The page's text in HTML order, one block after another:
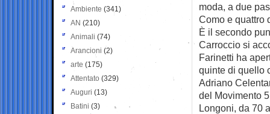
moda, a due
Como e quattro
È il secondo
Carroccio si
Farinetti ha
quinte di quello
Adriano
del Movimento
Longoni, da 70
Ambiente (341)
AN (210)
Animali (74)
Arancioni (2)
arte (175)
Attentato (329)
Auguri (13)
Batini (3)